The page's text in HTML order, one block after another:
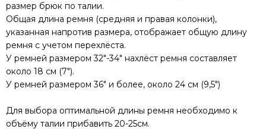
размер брюк по талии.
Общая длина ремня (средняя и правая колонки),
указанная напротив размера, отображает общую длину
ремня с учетом перехлёста.
У ремней размером 32"-34" нахлёст ремня составляет
около 18 см (7").
У ремней размером 36" и более, около 24 см (9,5")
Для выбора оптимальной длины ремня необходимо к
объёму талии прибавить 20-25см.